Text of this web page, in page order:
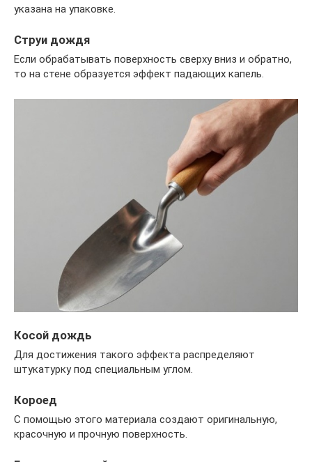
указана на упаковке.
Струи дождя
Если обрабатывать поверхность сверху вниз и обратно,
то на стене образуется эффект падающих капель.
Косой дождь
Для достижения такого эффекта распределяют
штукатурку под специальным углом.
Короед
С помощью этого материала создают оригинальную,
красочную и прочную поверхность.